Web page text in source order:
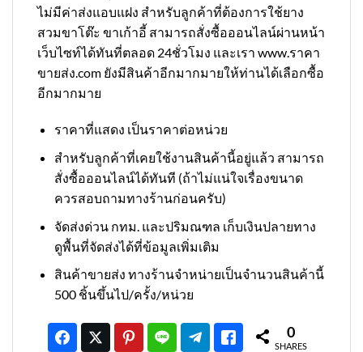
ไม่มีค่าส่งแอบแฝง สำหรับลูกค้าที่ต้องการใช้ยาง
สวมขาโต๊ะ ขาเก้าอี้ สามารถสั่งซื้อออนไลน์ผ่านหน้า
เว็บไซท์ได้ทันที่ตลอด 24ชั่วโมง และเรา www.ราคา
ขายส่ง.com ยังมีสินค้าอีกมากมายให้ท่านได้เลือกซื้อ
อีกมากมาย
ราคาที่แสดง เป็นราคาต่อหน่วย
สำหรับลูกค้าที่เคยใช้งานสินค้านี้อยู่แล้ว สามารถ
สั่งซื้อออนไลน์ได้ทันที (ถ้าไม่แน่ใจเรื่องขนาด
ควรสอบถามทางร้านก่อนครับ)
จัดส่งด่วน กทม. และปริมณฑล เก็บเงินปลายทาง
ดูพื้นที่จัดส่งได้ที่ข้อมูลเพิ่มเติม
สินค้าขายส่ง ทางร้านจำหน่ายเป็นจำนวนสินค้านี้
500 ชิ้นขึ้นไป/ครั้ง/หน่วย
0
SHARES